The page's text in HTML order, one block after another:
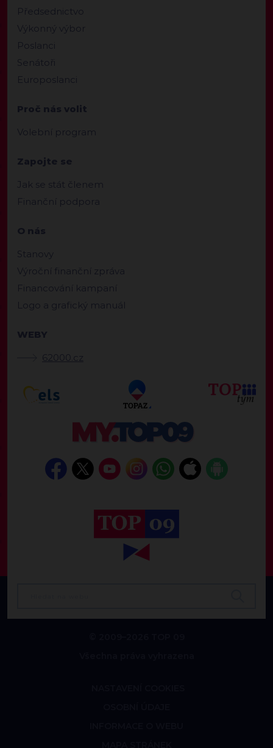
Předsednictvo
Výkonný výbor
Poslanci
Senátoři
Europoslanci
Proč nás volit
Volební program
Zapojte se
Jak se stát členem
Finanční podpora
O nás
Stanovy
Výroční finanční zpráva
Financování kampaní
Logo a grafický manuál
WEBY
62000.cz